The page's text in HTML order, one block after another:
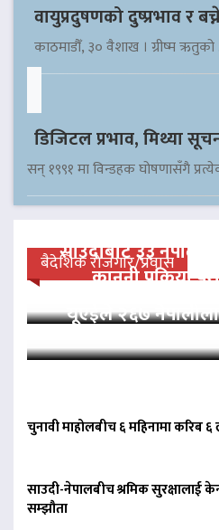
वायुप्रदुषणको दुष्प्रभाव र
काठमाडौँ, ३० वैशाख । ग्रीष्म
डिजिटल प्रभाव, मिथ्या
सन् १९९१ मा विन्डहक घोषणासँगै
बैदेशिक रोजगार/प्रवास
साउदीबाट ३३ नेपाली
कानुनी प्रक्रिया
यूएईले २६७
चुनावी माहोलबीच ६ महिनामा करिब
साउदी-नेपालबीच श्रमिक सुरक्षालाई
सम्झौता